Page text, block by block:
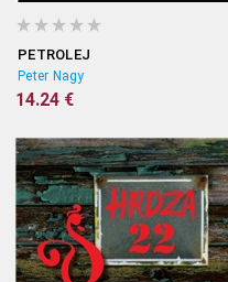
PETROLEJ
Peter Nagy
14.24 €